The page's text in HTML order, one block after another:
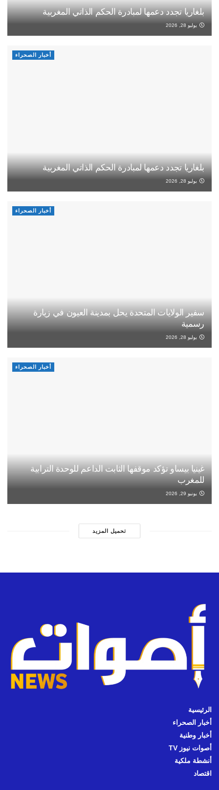
بلغاريا تجدد دعمها لمبادرة الحكم الذاتي المغربية
يوليو 28, 2026
أخبار الصحراء
بلغاريا تجدد دعمها لمبادرة الحكم الذاتي المغربية
يوليو 28, 2026
أخبار الصحراء
سفير الولايات المتحدة يحل بمدينة العيون في زيارة
رسمية
يوليو 28, 2026
أخبار الصحراء
غينيا بيساو تؤكد موقفها الثابت الداعم للوحدة الترابية
للمغرب
يونيو 29, 2026
تحميل المزيد
الرئيسية
أخبار الصحراء
أخبار وطنية
أصوات نيوز TV
أنشطة ملكية
اقتصاد